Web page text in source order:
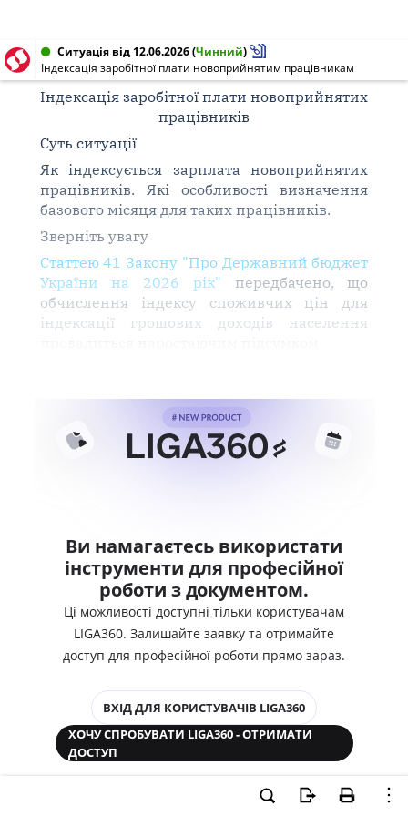
Ситуація від 12.06.2026(Чинний)
Індексація заробітної плати новоприйнятим працівникам
Індексація заробітної плати новоприйнятих
працівників
Суть ситуації
Як індексується зарплата новоприйнятих
працівників. Які особливості визначення
базового місяця для таких працівників.
Зверніть увагу
Статтею 41 Закону "Про Державний бюджет
України на 2026 рік" передбачено, що
обчислення індексу споживчих цін для
індексації грошових доходів населення
Ви намагаєтесь використати
інструменти для професійної
роботи з документом.
Ці можливості доступні тільки користувачам
LIGA360. Залишайте заявку та отримайте
доступ для професійної роботи прямо зараз.
ВХІД ДЛЯ КОРИСТУВАЧІВ LIGA360
ХОЧУ СПРОБУВАТИ LIGA360 - ОТРИМАТИ
ДОСТУП
Законодавство та аналітика
Корпоративні документи